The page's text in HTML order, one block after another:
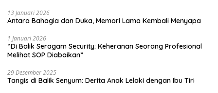
13 Januari 2026
Antara Bahagia dan Duka, Memori Lama Kembali Menyapa
1 Januari 2026
“Di Balik Seragam Security: Keheranan Seorang Profesional
Melihat SOP Diabaikan”
29 Desember 2025
Tangis di Balik Senyum: Derita Anak Lelaki dengan Ibu Tiri